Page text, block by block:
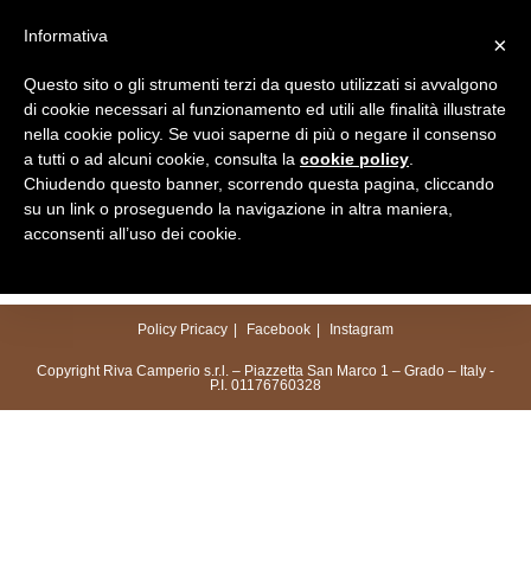
Menu
Policy Pricacy Facebook Instagram
Copyright Riva Camperio s.r.l. – Piazzetta San Marco 1 – Grado – Italy -
P.I. 01176760328
×
Informativa
Questo sito o gli strumenti terzi da questo utilizzati si avvalgono
di cookie necessari al funzionamento ed utili alle finalità illustrate
nella cookie policy. Se vuoi saperne di più o negare il consenso
a tutti o ad alcuni cookie, consulta la cookie policy
Chiudendo questo banner, scorrendo questa pagina, cliccando
su un link o proseguendo la navigazione in altra maniera,
acconsenti all’uso dei cookie.